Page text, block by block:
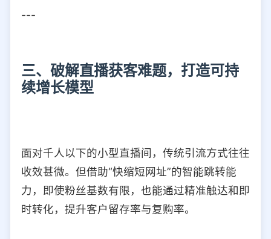
---
三、破解直播获客难题，打造可持
续增长模型
面对千人以下的小型直播间，传统引流方式往往
收效甚微。但借助“快缩短网址”的智能跳转能
力，即使粉丝基数有限，也能通过精准触达和即
时转化，提升客户留存率与复购率。